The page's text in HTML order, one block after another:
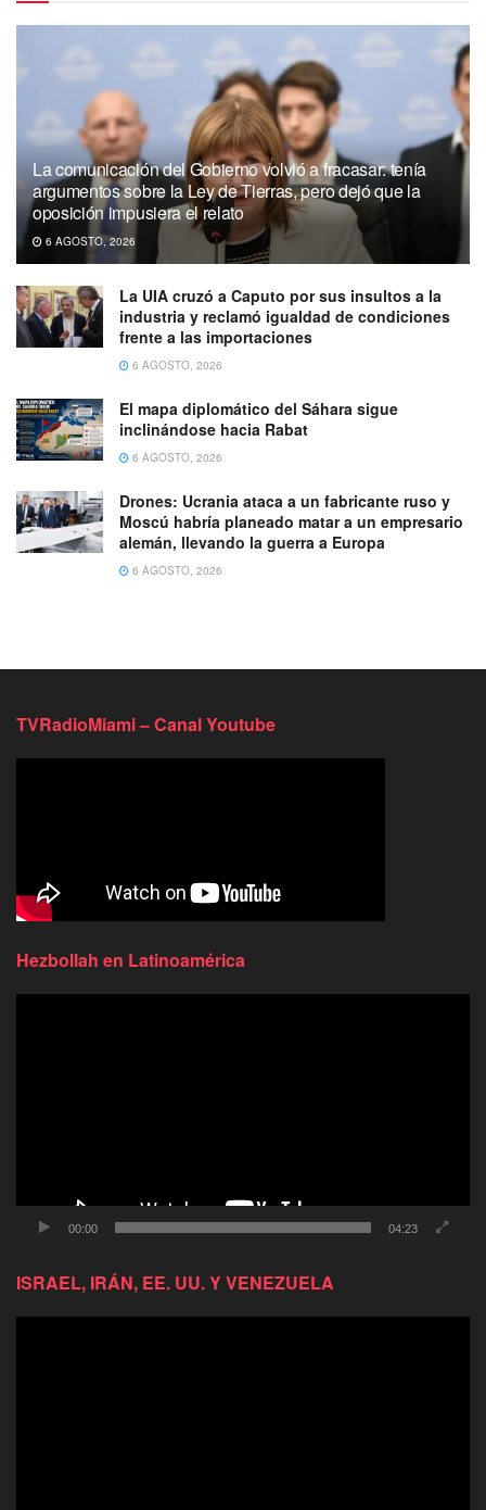
La comunicación del Gobierno volvió a fracasar: tenía
argumentos sobre la Ley de Tierras, pero dejó que la
oposición impusiera el relato
6 AGOSTO, 2026
La UIA cruzó a Caputo por sus insultos a la
industria y reclamó igualdad de condiciones
frente a las importaciones
6 AGOSTO, 2026
El mapa diplomático del Sáhara sigue
inclinándose hacia Rabat
6 AGOSTO, 2026
Drones: Ucrania ataca a un fabricante ruso y
Moscú habría planeado matar a un empresario
alemán, llevando la guerra a Europa
6 AGOSTO, 2026
TVRadioMiami – Canal Youtube
Hezbollah en Latinoamérica
00:00 04:23
ISRAEL, IRÁN, EE. UU. Y VENEZUELA